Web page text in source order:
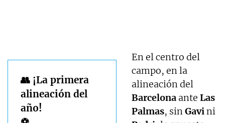
👥 ¡La primera
alineación del
año!
En el centro del
campo, en la
alineación del
Barcelona anteLas
Palmas, sinGavini